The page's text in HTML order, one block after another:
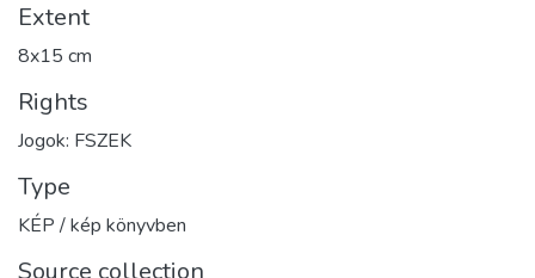
Extent
8x15 cm
Rights
Jogok: FSZEK
Type
KÉP / kép könyvben